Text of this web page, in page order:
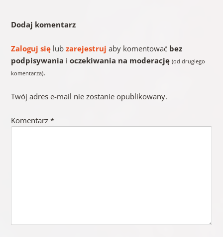
Dodaj komentarz
Zaloguj sięlub zarejestruj aby komentować bez
podpisywania i oczekiwania na moderację (od drugiego
komentarza).
Twój adres e-mail nie zostanie opublikowany.
Komentarz *